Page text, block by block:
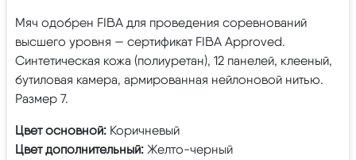
Мяч одобрен FIBA для проведения соревнований
высшего уровня — сертификат FIBA Approved.
Синтетическая кожа (полиуретан), 12 панелей, клееный,
бутиловая камера, армированная нейлоновой нитью.
Размер 7.
Цвет основной: Коричневый
Цвет дополнительный: Желто-черный